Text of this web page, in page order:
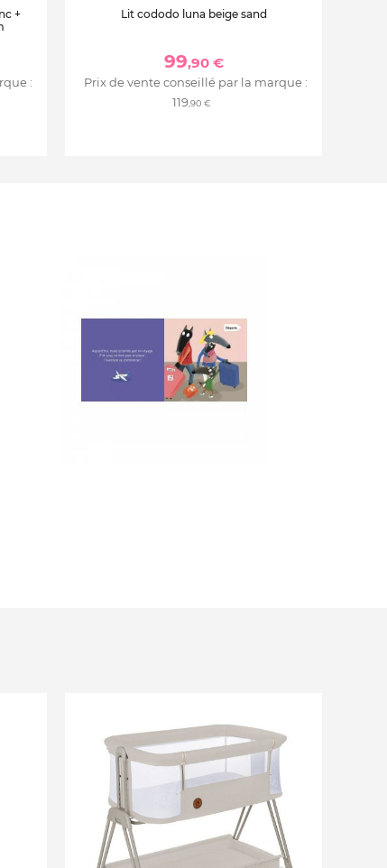
+
:
Lit cododo luna beige sand
99,90 €
Prix de vente conseillé par la marque :
119,90 €